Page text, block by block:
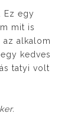
Ez egy
mit is
az alkalom
kedves
tatyi volt